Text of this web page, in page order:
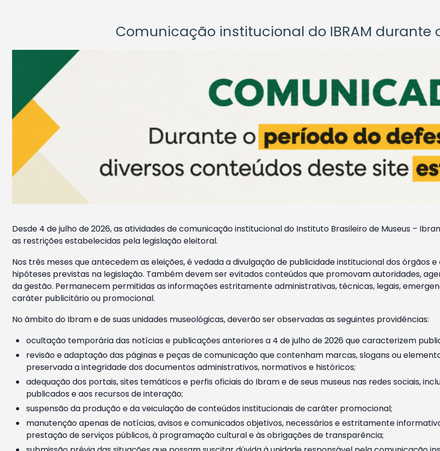
Comunicação institucional do IBRAM durante
Desde 4 de julho de 2026, as atividades de comunicação institucional do Instituto Brasileiro de Museus –
as restrições estabelecidas pela legislação eleitoral.
Nos três meses que antecedem as eleições, é vedada a divulgação de publicidade institucional dos órgãos
hipóteses previstas na legislação. Também devem ser evitados conteúdos que promovam autoridades,
da gestão. Permanecem permitidas as informações estritamente administrativas, técnicas, legais,
caráter publicitário ou promocional.
No âmbito do Ibram e de suas unidades museológicas, deverão ser observadas as seguintes providências:
ocultação temporária das notícias e publicações anteriores a 4 de julho de 2026 que caracterizem
revisão e adaptação das páginas e peças de comunicação que contenham marcas, slogans ou
preservada a integridade dos documentos administrativos, normativos e históricos;
adequação dos portais, sites temáticos e perfis oficiais do Ibram e de seus museus nas redes sociais,
publicados e aos recursos de interação;
suspensão da produção e da veiculação de conteúdos institucionais de caráter promocional;
manutenção apenas de notícias, avisos e comunicados objetivos, necessários e estritamente
prestação de serviços públicos, à programação cultural e às obrigações de transparência;